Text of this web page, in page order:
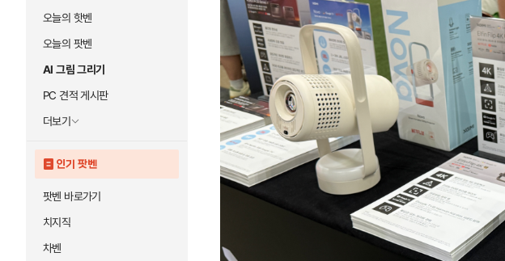
오늘의 핫벤
오늘의 팟벤
AI 그림 그리기
PC 견적 게시판
더보기
인기 팟벤
팟벤 바로가기
치지직
차벤